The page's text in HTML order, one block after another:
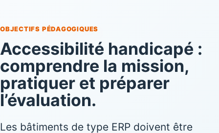
OBJECTIFS PÉDAGOGIQUES
Accessibilité handicapé :
comprendre la mission,
pratiquer et préparer
l’évaluation.
Les bâtiments de type ERP doivent être